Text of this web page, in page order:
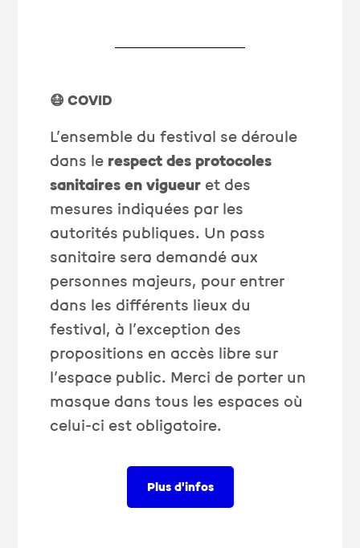
😷 COVID
L’ensemble du festival se déroule
dans le respect des protocoles
sanitaires en vigueur et des
mesures indiquées par les
autorités publiques. Un pass
sanitaire sera demandé aux
personnes majeurs, pour entrer
dans les différents lieux du
festival, à l’exception des
propositions en accès libre sur
l’espace public. Merci de porter un
masque dans tous les espaces où
celui-ci est obligatoire.
Plus d'infos